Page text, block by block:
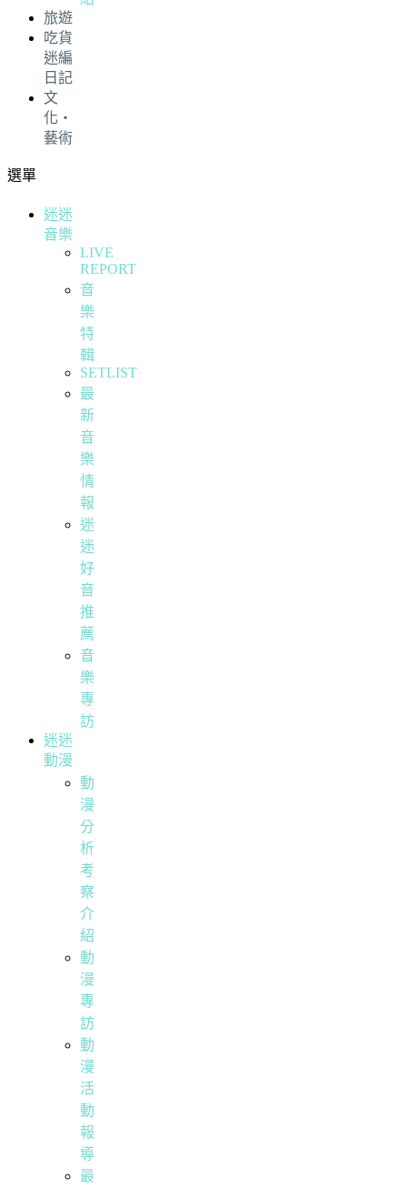
旅遊
吃貨
迷編
日記
文
化・
藝術
選單
迷迷
音樂
LIVE
REPORT
音
樂
特
輯
SETLIST
最
新
音
樂
情
報
迷
迷
好
音
推
薦
音
樂
專
訪
迷迷
動漫
動
漫
分
析
考
察
介
紹
動
漫
專
訪
動
漫
活
動
報
導
最